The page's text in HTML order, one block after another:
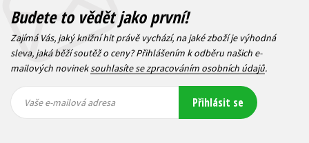
Budete to vědět jako první!
Zajímá Vás, jaký knižní hit právě vychází, na jaké zboží je výhodná
sleva, jaká běží soutěž o ceny? Přihlášením k odběru našich e-
mailových novineksouhlasíte se zpracováním osobních údajů.
mailová
mailová
Vaše e-mailová adresa Přihlásit se